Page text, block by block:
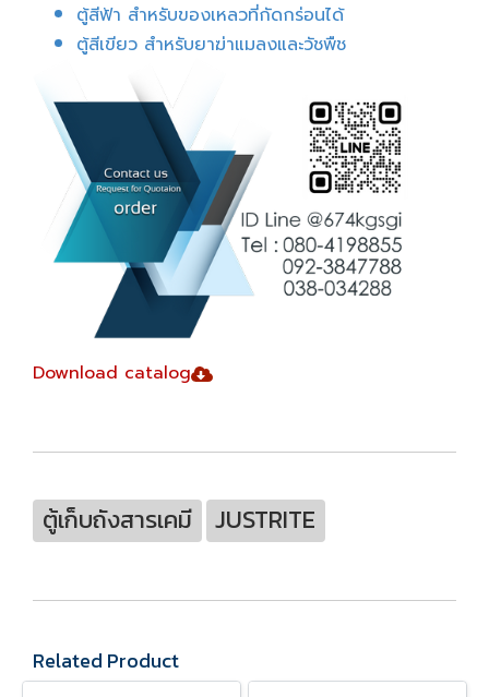
ตู้สีฟ้า สำหรับของเหลวที่กัดกร่อนได้
ตู้สีเขียว สำหรับยาฆ่าแมลงและวัชพืช
Download catalog
ตู้เก็บถังสารเคมี JUSTRITE
Related Product